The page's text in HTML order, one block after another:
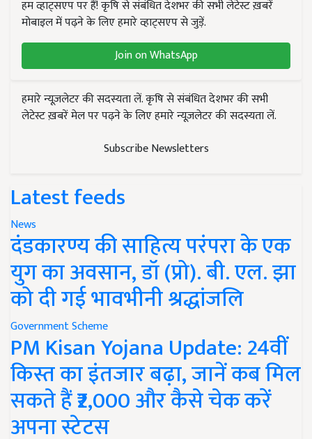
हम व्हाट्सएप पर हैं! कृषि से संबंधित देशभर की सभी लेटेस्ट ख़बरें
मोबाइल में पढ़ने के लिए हमारे व्हाट्सएप से जुड़ें.
Join on WhatsApp
हमारे न्यूज़लेटर की सदस्यता लें. कृषि से संबंधित देशभर की सभी
लेटेस्ट ख़बरें मेल पर पढ़ने के लिए हमारे न्यूज़लेटर की सदस्यता लें.
Subscribe Newsletters
Latest feeds
News
दंडकारण्य की साहित्य परंपरा के एक
युग का अवसान, डॉ (प्रो). बी. एल. झा
को दी गई भावभीनी श्रद्धांजलि
Government Scheme
PM Kisan Yojana Update: 24वीं
किस्त का इंतजार बढ़ा, जानें कब मिल
सकते हैं ₹2,000 और कैसे चेक करें
अपना स्टेटस